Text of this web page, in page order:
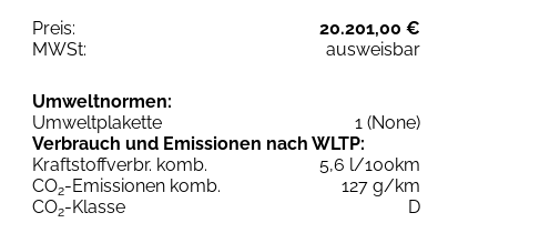
Preis:
20.201,00 €
MWSt:
ausweisbar
Umweltnormen:
Umweltplakette
1 (None)
Verbrauch und Emissionen nach WLTP:
Kraftstoffverbr. komb.
5,6 l/100km
CO2-Emissionen komb.
127 g/km
CO2-Klasse
D